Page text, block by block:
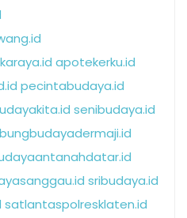
apotekerku.id
pecintabudaya.id
senibudaya.id
sribudaya.id
satlantaspolresklaten.id